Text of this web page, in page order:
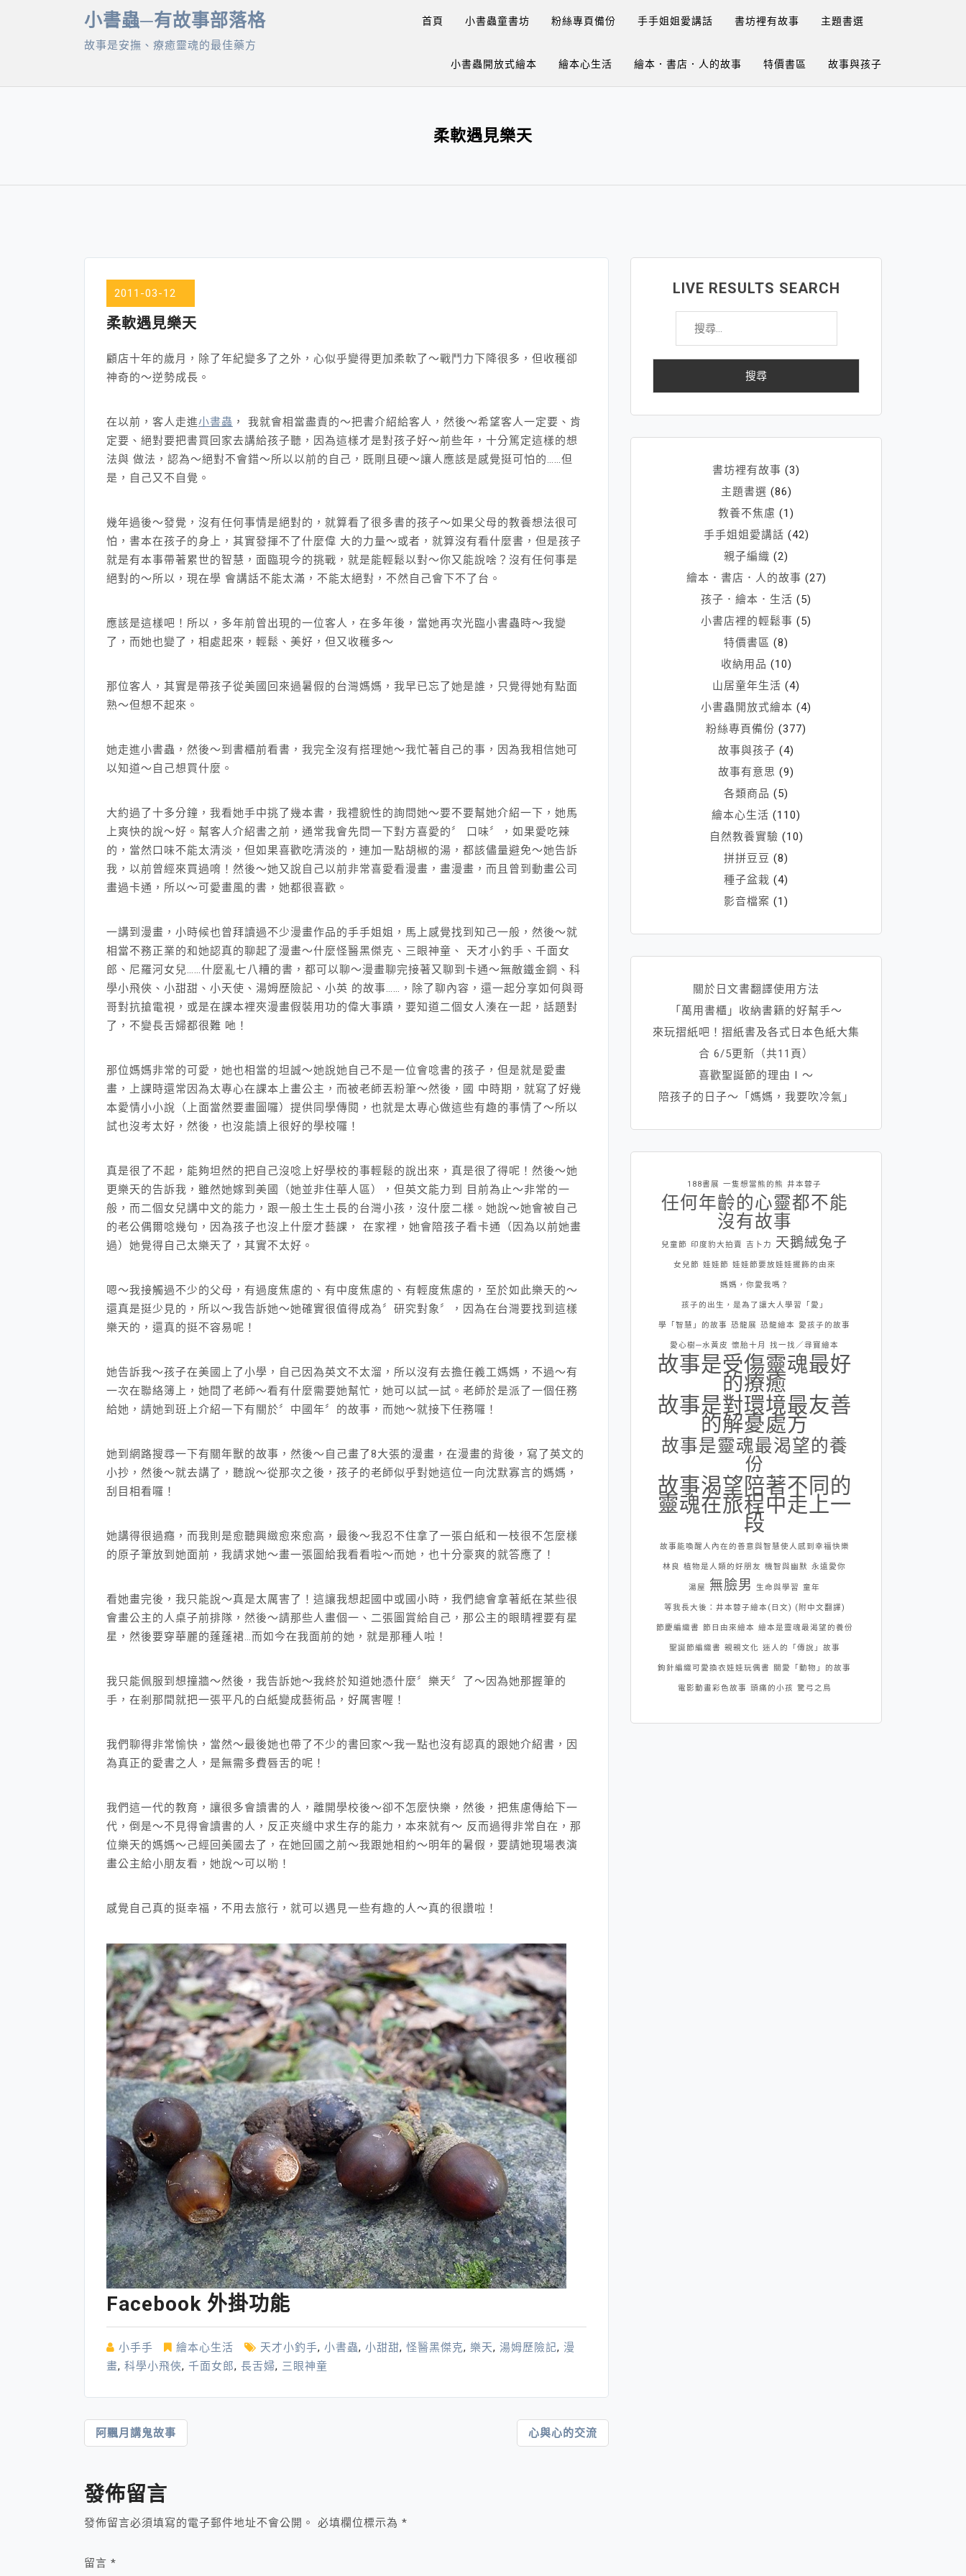
小書蟲─有故事部落格
故事是安撫、療癒靈魂的最佳藥方
首頁 小書蟲童書坊 粉絲專頁備份 手手姐姐愛講話 書坊裡有故事 主題書選
小書蟲開放式繪本 繪本心生活 繪本．書店．人的故事 特價書區 故事與孩子
柔軟遇見樂天
2011-03-12
柔軟遇見樂天
顧店十年的歲月，除了年紀變多了之外，心似乎變得更加柔軟了～戰鬥力下降很多，但收穫卻
神奇的～逆勢成長。
在以前，客人走進小書蟲 ， 我就會相當盡責的～把書介紹給客人，然後～希望客人一定要、肯
定要、絕對要把書買回家去講給孩子聽，因為這樣才是對孩子好～前些年，十分篤定這樣的想
法與 做法，認為～絕對不會錯～所以以前的自己，既剛且硬～讓人應該是感覺挺可怕的……但
是，自己又不自覺。
幾年過後～發覺，沒有任何事情是絕對的，就算看了很多書的孩子～如果父母的教養想法很可
怕，書本在孩子的身上，其實發揮不了什麼偉 大的力量～或者，就算沒有看什麼書，但是孩子
就是有本事帶著累世的智慧，面臨現今的挑戰，就是能輕鬆以對～你又能說啥？沒有任何事是
絕對的～所以，現在學 會講話不能太滿，不能太絕對，不然自己會下不了台。
應該是這樣吧！所以，多年前曾出現的一位客人，在多年後，當她再次光臨小書蟲時～我變
了，而她也變了，相處起來，輕鬆、美好，但又收穫多～
那位客人，其實是帶孩子從美國回來過暑假的台灣媽媽，我早已忘了她是誰，只覺得她有點面
熟～但想不起來。
她走進小書蟲，然後～到書櫃前看書，我完全沒有搭理她～我忙著自己的事，因為我相信她可
以知道～自己想買什麼。
大約過了十多分鐘，我看她手中挑了幾本書，我禮貌性的詢問她～要不要幫她介紹一下，她馬
上爽快的說～好。幫客人介紹書之前，通常我會先問一下對方喜愛的〞 口味〞，如果愛吃辣
的，當然口味不能太清淡，但如果喜歡吃清淡的，連加一點胡椒的湯，都該儘量避免～她告訴
我，以前曾經來買過唷！然後～她又說自己以前非常喜愛看漫畫，畫漫畫，而且曾到動畫公司
畫過卡通，所以～可愛畫風的書，她都很喜歡。
一講到漫畫，小時候也曾拜讀過不少漫畫作品的手手姐姐，馬上感覺找到知己一般，然後～就
相當不務正業的和她認真的聊起了漫畫～什麼怪醫黑傑克、三眼神童、 天才小釣手、千面女
郎、尼羅河女兒……什麼亂七八糟的書，都可以聊～漫畫聊完接著又聊到卡通～無敵鐵金鋼、科
學小飛俠、小甜甜、小天使、湯姆歷險記、小英 的故事……，除了聊內容，還一起分享如何與哥
哥對抗搶電視，或是在課本裡夾漫畫假裝用功的偉大事蹟，要知道二個女人湊在一起，話題對
了，不變長舌婦都很難 吔！
那位媽媽非常的可愛，她也相當的坦誠～她說她自己不是一位會唸書的孩子，但是就是愛畫
畫，上課時還常因為太專心在課本上畫公主，而被老師丟粉筆～然後，國 中時期，就寫了好幾
本愛情小小說（上面當然要畫圖囉）提供同學傳閱，也就是太專心做這些有趣的事情了～所以
試也沒考太好，然後，也沒能讀上很好的學校囉！
真是很了不起，能夠坦然的把自己沒唸上好學校的事輕鬆的說出來，真是很了得呢！然後～她
更樂天的告訴我，雖然她嫁到美國（她並非住華人區），但英文能力到 目前為止～非常的一
般，而二個女兒講中文的能力，跟一般土生土長的台灣小孩，沒什麼二樣。她說～她會被自己
的老公偶爾唸幾句，因為孩子也沒上什麼才藝課， 在家裡，她會陪孩子看卡通（因為以前她畫
過）她覺得自己太樂天了，其實不太好。
嗯～我接觸過不少的父母，有過度焦慮的、有中度焦慮的、有輕度焦慮的，至於如此樂天的～
還真是挺少見的，所以～我告訴她～她確實很值得成為〞研究對象〞，因為在台灣要找到這樣
樂天的，還真的挺不容易呢！
她告訴我～孩子在美國上了小學，自己因為英文不太溜，所以沒有去擔任義工媽媽，不過～有
一次在聯絡簿上，她問了老師～看有什麼需要她幫忙，她可以試一試。老師於是派了一個任務
給她，請她到班上介紹一下有關於〞中國年〞的故事，而她～就接下任務囉！
她到網路搜尋一下有關年獸的故事，然後～自己畫了8大張的漫畫，在漫畫的背後，寫了英文的
小抄，然後～就去講了，聽說～從那次之後，孩子的老師似乎對她這位一向沈默寡言的媽媽，
刮目相看囉！
她講得很過癮，而我則是愈聽興緻愈來愈高，最後～我忍不住拿了一張白紙和一枝很不怎麼樣
的原子筆放到她面前，我請求她～畫一張圖給我看看啦～而她，也十分豪爽的就答應了！
看她畫完後，我只能說～真是太厲害了！這讓我想起國中或國小時，我們總會拿著紙在某些很
會畫公主的人桌子前排隊，然後～請那些人畫個一、二張圖賞給自己，那公主的眼睛裡要有星
星，然後要穿華麗的蓬蓬裙…而如今在我面前的她，就是那種人啦！
我只能佩服到想撞牆～然後，我告訴她～我終於知道她憑什麼〞樂天〞了～因為她那握筆的
手，在剎那間就把一張平凡的白紙變成藝術品，好厲害喔！
我們聊得非常愉快，當然～最後她也帶了不少的書回家～我一點也沒有認真的跟她介紹書，因
為真正的愛書之人，是無需多費唇舌的呢！
我們這一代的教育，讓很多會讀書的人，離開學校後～卻不怎麼快樂，然後，把焦慮傳給下一
代，倒是～不見得會讀書的人，反正夾縫中求生存的能力，本來就有～ 反而過得非常自在，那
位樂天的媽媽～己經回美國去了，在她回國之前～我跟她相約～明年的暑假，要請她現場表演
畫公主給小朋友看，她說～可以喲！
感覺自己真的挺幸福，不用去旅行，就可以遇見一些有趣的人～真的很讚啦！
Facebook 外掛功能
小手手 繪本心生活 天才小釣手, 小書蟲, 小甜甜, 怪醫黑傑克, 樂天, 湯姆歷險記, 漫
畫, 科學小飛俠, 千面女郎, 長舌婦, 三眼神童
文
導
覽
阿飄月講鬼故事 心與心的交流
發佈留言
發佈留言必須填寫的電子郵件地址不會公開。 必填欄位標示為 *
留言 *
LIVE RESULTS SEARCH
搜
關
書坊裡有故事 (3)
主題書選 (86)
教養不焦慮 (1)
手手姐姐愛講話 (42)
親子編織 (2)
繪本．書店．人的故事 (27)
孩子．繪本．生活 (5)
小書店裡的輕鬆事 (5)
特價書區 (8)
收納用品 (10)
山居童年生活 (4)
小書蟲開放式繪本 (4)
粉絲專頁備份 (377)
故事與孩子 (4)
故事有意思 (9)
各類商品 (5)
繪本心生活 (110)
自然教養實驗 (10)
拼拼豆豆 (8)
種子盆栽 (4)
影音檔案 (1)
關於日文書翻譯使用方法
「萬用書櫃」收納書籍的好幫手～
來玩摺紙吧！摺紙書及各式日本色紙大集
合 6/5更新（共11頁）
喜歡聖誕節的理由Ⅰ～
陪孩子的日子～「媽媽，我要吹冷氣」
188書展 一隻想當熊的熊 井本蓉子
任何年齡的心靈都不能
沒有故事
兒童節 印度豹大拍賣 吉卜力 天鵝絨兔子
女兒節 娃娃節 娃娃節要放娃娃擺飾的由來
媽媽，你愛我嗎？
孩子的出生，是為了讓大人學習「愛」
學「智慧」的故事 恐龍展 恐龍繪本 愛孩子的故事
愛心樹─水黃皮 懷胎十月 找一找／尋寶繪本
故事是受傷靈魂最好
的療癒
故事是對環境最友善
的解憂處方
故事是靈魂最渴望的養
份
故事渴望陪著不同的
靈魂在旅程中走上一
段
故事能喚醒人內在的善意與智慧使人感到幸福快樂
林良 植物是人類的好朋友 機智與幽默 永遠愛你
湯屋 無臉男 生命與學習 童年
等我長大後：井本蓉子繪本(日文) (附中文翻譯)
節慶編織書 節日由來繪本 繪本是靈魂最渴望的養份
聖誕節編織書 親親文化 迷人的「傳說」故事
鉤針編織可愛換衣娃娃玩偶書 關愛「動物」的故事
電影動畫彩色故事 頭痛的小孩 驚弓之鳥